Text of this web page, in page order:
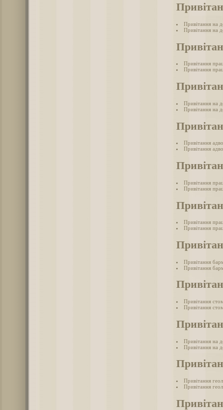
Привітання на
Привітання на
Привітання
Привітання
Привітання на
Привітання на
Привітання
Привітання
Привітання
Привітання
Привітання
Привітання
Привітання
Привітання
Привітання
Привітання
Привітання на
Привітання на
Привітання
Привітання